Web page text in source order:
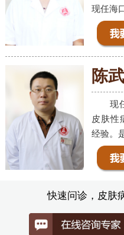
现任海
陈
现
皮肤性
经验。
快速问诊，皮肤